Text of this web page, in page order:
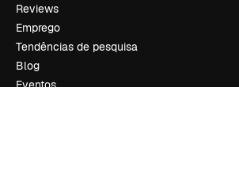
Reviews
Emprego
Tendências de pesquisa
Blog
Eventos